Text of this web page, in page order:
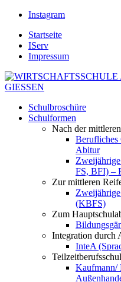
Instagram
Startseite
IServ
Impressum
Schulbroschüre
Schulformen
Nach der
Berufliches
Abitur
FS, BFI) –
Zur mittleren
(KBFS)
Zum
Integration durch
InteA
Kaufmann/